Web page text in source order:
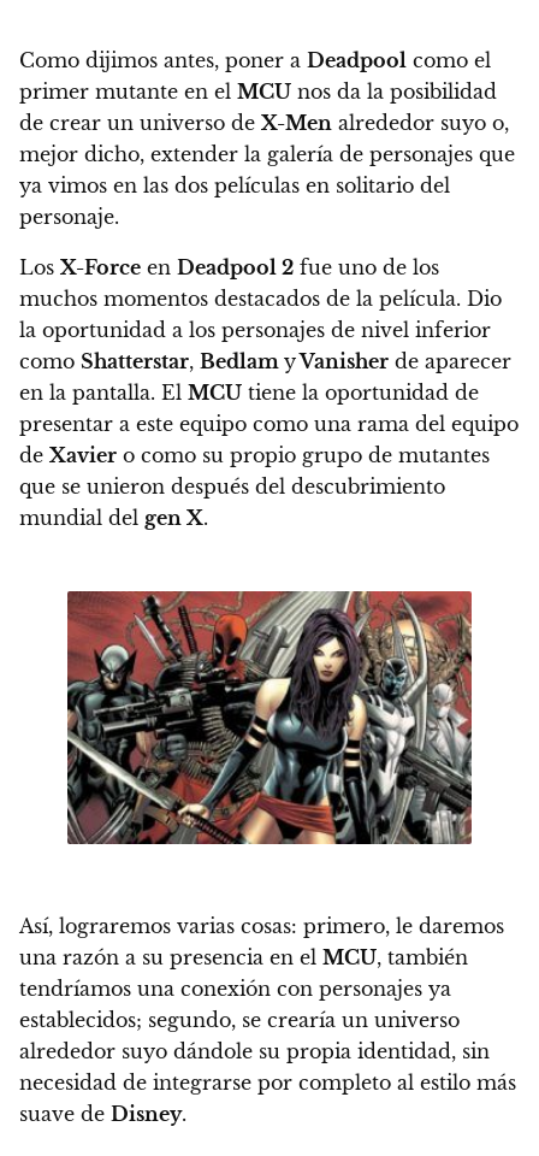
Como dijimos antes, poner a Deadpool como el
primer mutante en el MCU nos da la posibilidad
de crear un universo de X-Men alrededor suyo o,
mejor dicho, extender la galería de personajes que
ya vimos en las dos películas en solitario del
personaje.
Los X-Force en Deadpool 2 fue uno de los
muchos momentos destacados de la película. Dio
la oportunidad a los personajes de nivel inferior
como Shatterstar, Bedlam yVanisher de aparecer
en la pantalla. El MCU tiene la oportunidad de
presentar a este equipo como una rama del equipo
de Xavier o como su propio grupo de mutantes
que se unieron después del descubrimiento
mundial del gen X.
Así, lograremos varias cosas: primero, le daremos
una razón a su presencia en el MCU, también
tendríamos una conexión con personajes ya
establecidos; segundo, se crearía un universo
alrededor suyo dándole su propia identidad, sin
necesidad de integrarse por completo al estilo más
suave de Disney.